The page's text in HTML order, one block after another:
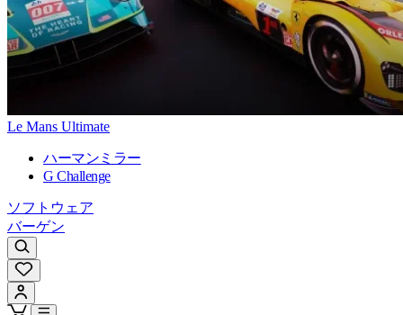
Le Mans Ultimate
ハーマンミラー
G Challenge
ソフトウェア
バーゲン